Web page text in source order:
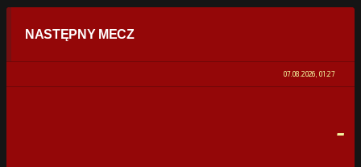
STATYSTYKI
0% 100%
NASTĘPNY MECZ
07.08.2026, 01:27
-